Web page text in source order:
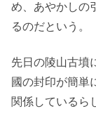
め、あやかしの
るのだという。
先日の陵山古墳
國の封印が簡単
関係しているら